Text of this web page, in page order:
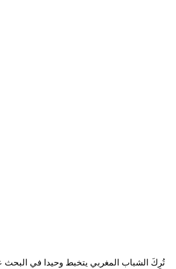
تُرِكَ الشباب المغربي يتخبط وحيدا في